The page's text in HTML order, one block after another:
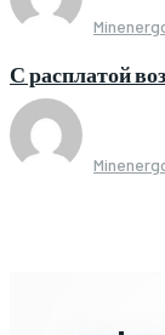
С расплатой